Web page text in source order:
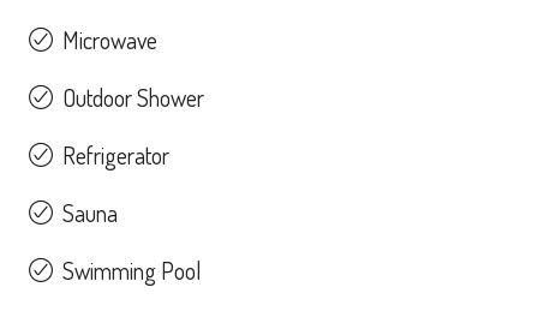
Microwave
Outdoor Shower
Refrigerator
Sauna
Swimming Pool